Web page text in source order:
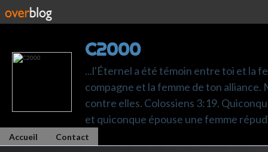
C2000
...l'Éternel a été témoin entre toi et la
compagne et la femme de ton alliance.
contre elles. Colossiens 3:19.
et quiconque épouse une femme
Accueil Contact